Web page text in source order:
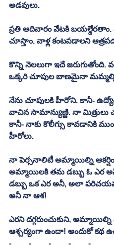
అడవులు.
ప్రతి ఆదివారం వేటకి బయల్దేరతాం.
చూస్తాం. వాళ్ల కంటపడాలని
కొన్ని నెలలుగా ఇదే జరుగుతోంది.
ఒక్కరి చూపుల బాణమైనా
నేను చూపులకి హీరోని. కానీ-
వాచిన సామాన్యుణ్ణి. నా మిత్రులు
కానీ- నాకు కొలీగ్సు కావడానికి
హీరోలు.
నా పెర్సనాలిటీ అమ్మాయిల్ని
అమ్మాయిలకి తమ డబ్బు ఓ ఎర
డబ్బు ఒక ఎర అనీ, అలా
అనీ నా ఆశ!
ఎరని దగ్గరుంచుకుని,
ఆశ్చర్యంగా ఉందా! అందుకో కథ
-	-	-	-	-